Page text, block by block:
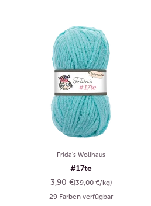
Frida's Wollhaus
#17te
Angebot
3,90 €(39,00 €/kg)
29 Farben verfügbar